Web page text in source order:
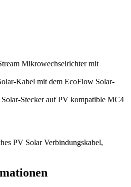
Mikrowechselrichter mit
Kabel mit dem EcoFlow Solar-
Steckerauf PV kompatible MC4
PV Solar Verbindungskabel,